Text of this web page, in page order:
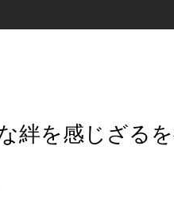
絆を感じざる